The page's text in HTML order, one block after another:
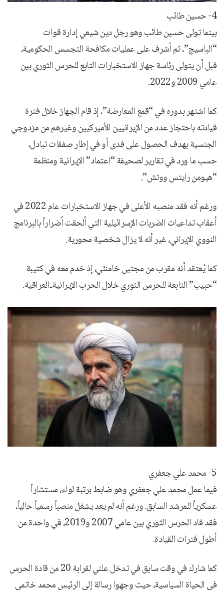
4- حسين طائب
بينما تولى حسين طائب وهو رجل دين شيعي إدارة قوات
“الباسيج”، ثم أشرف على عمليات مكافحة التجسس الحكومية،
قبل أن يتولى رئاسة جهاز الاستخبارات التابع للحرس الثوري بين
عامي 2009 و2022.
كما اشتهر بدوره في “قمع المعارضة”، إذ قام الجهاز خلال فترة
قيادته باحتجاز عدد من الإيرانيين الأميركيين وغيرهم من مزدوجي
الجنسية بهدف الحصول على فدى أو في إطار صفقات تبادل،
حسب ما ورد في تقارير لصحيفة “اعتماد” الإيرانية ومنظمة
“هيومن رايتس ووتش”.
ورغم أنه فقد منصبه الأعلى في جهاز الاستخبارات عام 2022 في
أعقاب تداعيات الضربات الإسرائيلية التي ألحقت أضراراً بالبرنامج
النووي الإيراني، غير أنه لا يزال شخصية محورية.
كما يُعتقد أنه مقرب من مجتبى خامنئي، إذ خدم معه في كتيبة
“حبيب” التابعة للحرس الثوري خلال الحرب الإيرانية‑العراقية.
5- محمد علي جعفري
فيما عمل محمد علي جعفري وهو ضابط برتبة لواء، مستشاراً
عسكرياً للمرشد السابق. ورغم أنه لم يعد يشغل منصباً رسمياً حالياً،
فقد قاد الحرس الثوري بين عامي 2007 و2019، في واحدة من
أطول فترات القيادة.
كما شارك في وقت سابق في تدخل علني لقرابة 20 من قادة الحرس
في الحياة السياسية، حيث وجهوا رسالة إلى الرئيس محمد خاتمي